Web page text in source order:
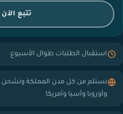
تتبع الآن
استقبال الطلبات طوال الأسبوع
نستلم من كل مدن المملكة ونشحن
وأوروبا وآسيا وأمريكا